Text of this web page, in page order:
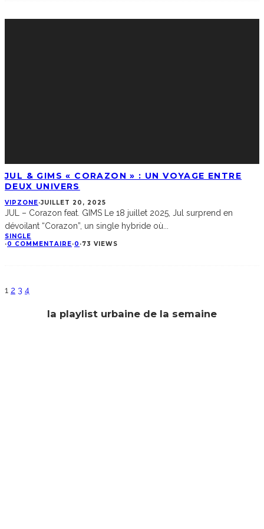
JUL & GIMS « CORAZON » : UN VOYAGE ENTRE
DEUX UNIVERS
VIPZONE·JUILLET 20, 2025
JUL – Corazon feat. GIMS Le 18 juillet 2025, Jul surprend en
dévoilant “Corazon”, un single hybride où
SINGLE
·0 COMMENTAIRE·0 ·73 VIEWS
1 2 3 4
la playlist urbaine de la semaine